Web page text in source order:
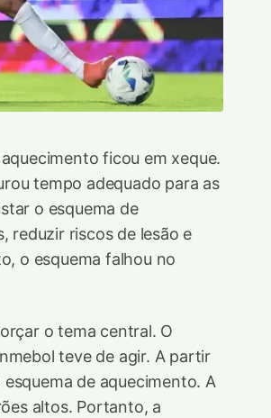
ficou em xeque.
tempo adequado para as
o esquema de
reduzir riscos de lesão e
o esquema falhou no
o tema central. O
teve de agir. A partir
de aquecimento. A
altos. Portanto, a